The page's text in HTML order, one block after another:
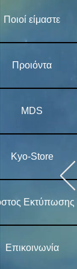
Ποιοί είμαστε
Προιόντα
MDS
Kyo-Store
Εκτύπωσης
Επικοινωνία